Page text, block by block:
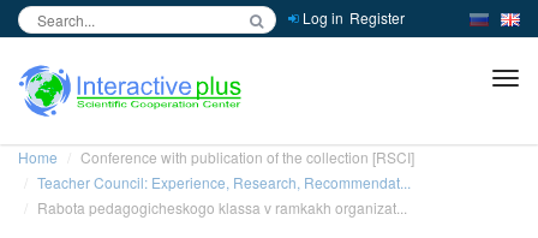
Log in Register
Home
Conference with publication of the collection [RSCI]
Teacher Council: Experience, Research, Recommendat...
Rabota pedagogicheskogo klassa v ramkakh organizat...